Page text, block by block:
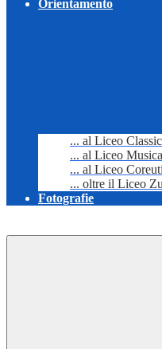
Orientamento
... al Liceo
... al Liceo
... al Liceo
... oltre il Liceo
Fotografie